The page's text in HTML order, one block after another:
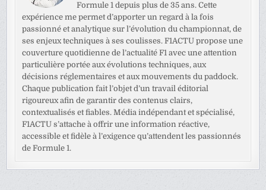
Formule 1 depuis plus de 35 ans. Cette
expérience me permet d’apporter un regard à la fois
passionné et analytique sur l’évolution du championnat, de
ses enjeux techniques à ses coulisses. F1ACTU propose une
couverture quotidienne de l’actualité F1 avec une attention
particulière portée aux évolutions techniques, aux
décisions réglementaires et aux mouvements du paddock.
Chaque publication fait l’objet d’un travail éditorial
rigoureux afin de garantir des contenus clairs,
contextualisés et fiables. Média indépendant et spécialisé,
F1ACTU s’attache à offrir une information réactive,
accessible et fidèle à l’exigence qu’attendent les passionnés
de Formule 1.